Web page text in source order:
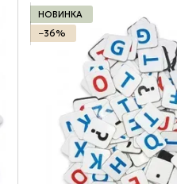
НОВИНКА
−36%